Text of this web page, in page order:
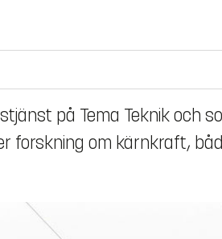
på Tema Teknik och
forskning om kärnkraft,